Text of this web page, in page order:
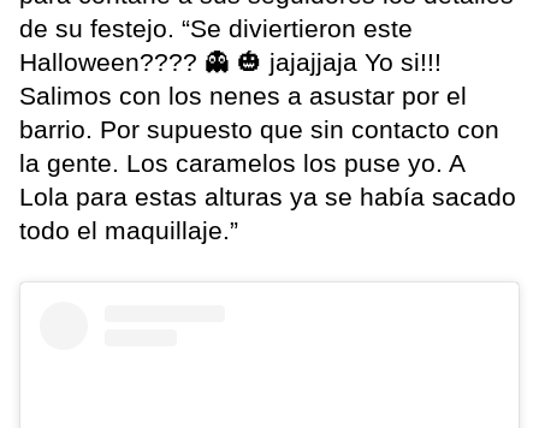
de su festejo. “Se diviertieron este
Halloween???? 👻 🎃 jajajjaja Yo si!!!
Salimos con los nenes a asustar por el
barrio. Por supuesto que sin contacto con
la gente. Los caramelos los puse yo. A
Lola para estas alturas ya se había sacado
todo el maquillaje.”